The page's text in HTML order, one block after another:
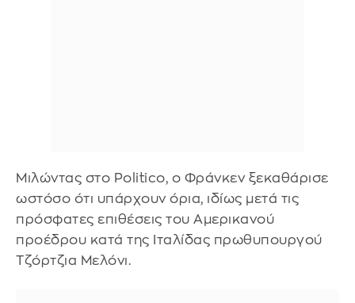
Μιλώντας στο Politico, ο Φράνκεν ξεκαθάρισε
ωστόσο ότι υπάρχουν όρια, ιδίως μετά τις
πρόσφατες επιθέσεις του Αμερικανού
προέδρου κατά της Ιταλίδας πρωθυπουργού
Τζόρτζια Μελόνι.